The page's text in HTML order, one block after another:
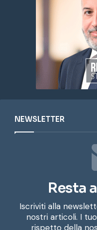
NEWSLETTER
Resta
Iscriviti alla
nostri articoli. I
rispetto della